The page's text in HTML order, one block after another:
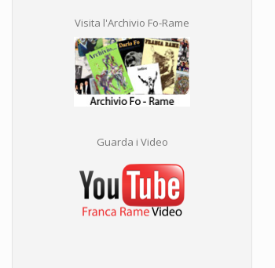
Visita l'Archivio Fo-Rame
Guarda i Video